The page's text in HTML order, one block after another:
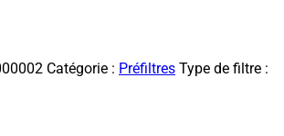
Catégorie : Préfiltres Type de filtre :